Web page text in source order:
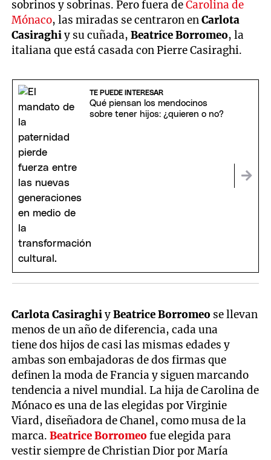
sobrinos y sobrinas. Pero fuera deCarolina de
Mónaco, las miradas se centraron enCarlota
Casiraghiy su cuñada,Beatrice Borromeo, la
italiana que está casada con Pierre Casiraghi.
TE PUEDE INTERESAR
Qué piensan los mendocinos
sobre tener hijos: ¿quieren o no?
Carlota CasiraghiyBeatrice Borromeo se llevan
menos de un año de diferencia, cada una
tiene dos hijos de casi las mismas edades y
ambas son embajadoras de dos firmas que
definen la moda de Francia y siguen marcando
tendencia a nivel mundial. La hija de Carolina de
Mónaco es una de las elegidas por Virginie
Viard, diseñadora de Chanel, como musa de la
marca.Beatrice Borromeofue elegida para
vestir siempre de Christian Dior por María